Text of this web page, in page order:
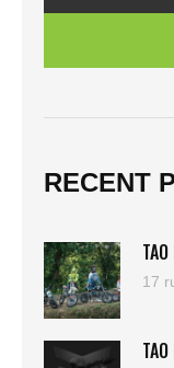
RECENT
17